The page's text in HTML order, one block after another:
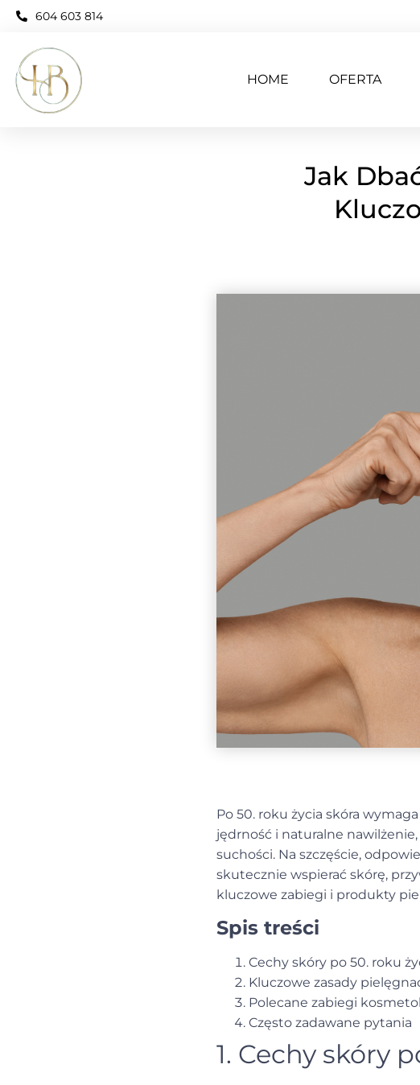
604 603 814
HOME OFERTA
Jak
Po 50. roku życia skóra
jędrność i naturalne
suchości. Na szczęście,
skutecznie wspierać skórę,
kluczowe zabiegi i produkty
Spis treści
Cechy skóry po 50. roku
Kluczowe zasady
Polecane zabiegi
Często zadawane pytania
1. Cechy skóry